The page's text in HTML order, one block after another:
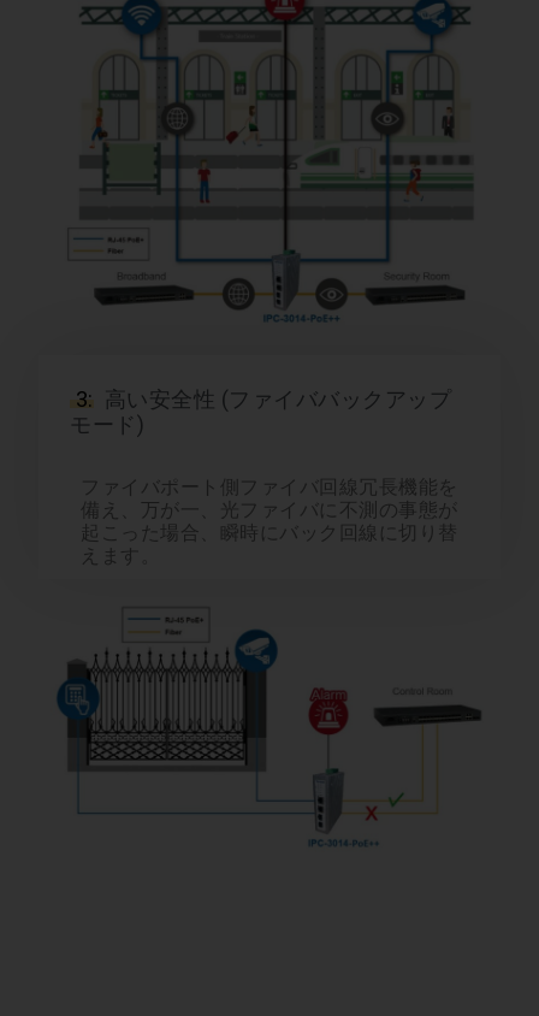
3: 高い安全性 (ファイババックアップ
モード)
ファイバポート側ファイバ回線冗長機能を
備え、万が一、光ファイバに不測の事態が
起こった場合、瞬時にバック回線に切り替
えます。